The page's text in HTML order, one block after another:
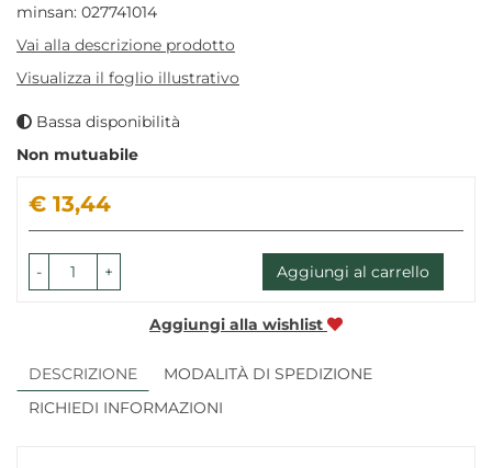
minsan: 027741014
Vai alla descrizione prodotto
Visualizza il foglio illustrativo
Bassa disponibilità
Non mutuabile
Prezzo
€ 13,44
- + Aggiungi al carrello
Aggiungi alla wishlist
DESCRIZIONE
MODALITÀ DI SPEDIZIONE
RICHIEDI INFORMAZIONI